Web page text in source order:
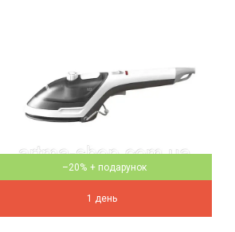
–20%
1 день